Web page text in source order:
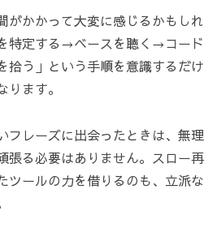
がかかって大変に感じるかもしれ
特定する→ベースを聴く→コード
う」という手順を意識するだけ
ます。
フレーズに出会ったときは、無理
張る必要はありません。スロー再
ツールの力を借りるのも、立派な